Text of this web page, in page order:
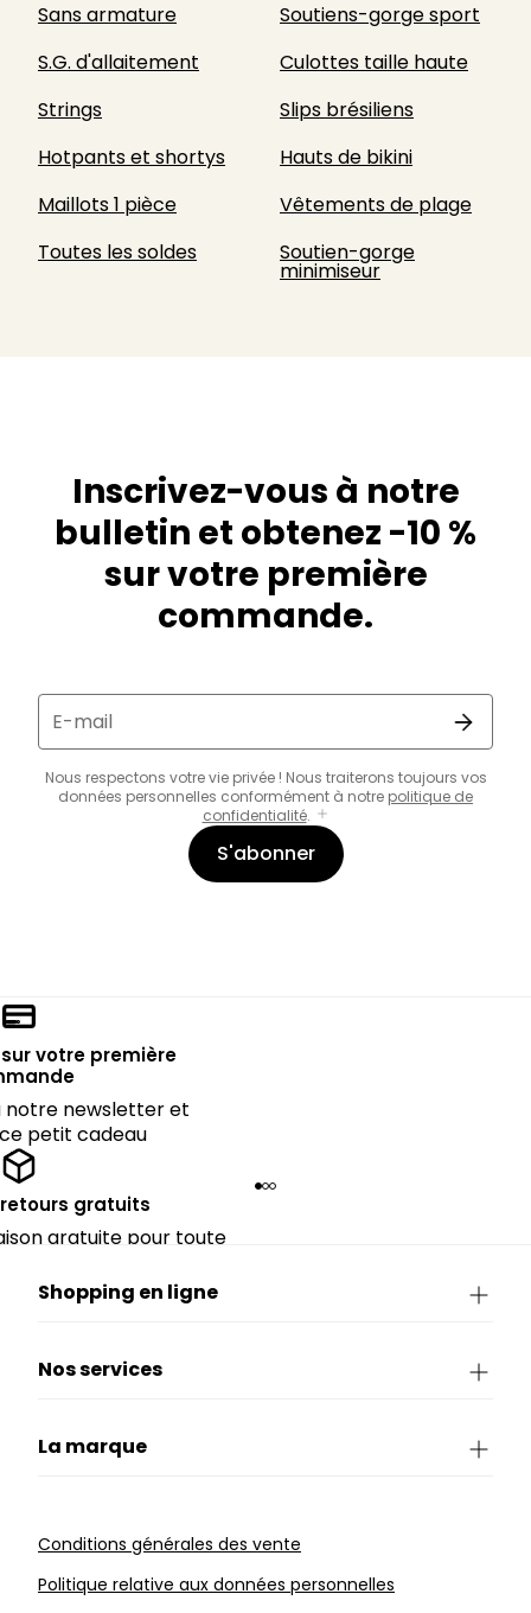
Sans armature
Soutiens-gorge sport
S.G. d'allaitement
Culottes taille haute
Strings
Slips brésiliens
Hotpants et shortys
Hauts de bikini
Maillots 1 pièce
Vêtements de plage
Toutes les soldes
Soutien-gorge
minimiseur
Inscrivez-vous à notre
bulletin et obtenez -10 %
sur votre première
commande.
E-mail
Nous respectons votre vie privée ! Nous traiterons toujours vos
données personnelles conformément à notre politique de
confidentialité.
S'abonner
votre première
notre newsletter et
petit cadeau
gratuits
gratuite pour toute
Shopping en ligne
Nos services
La marque
Conditions générales des vente
Politique relative aux données personnelles